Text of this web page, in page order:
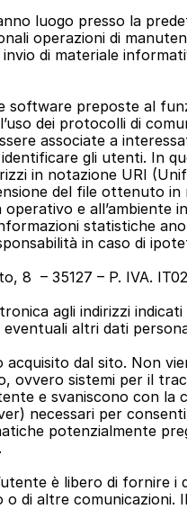
luogo presso la
operazioni di
di materiale
software preposte al
dei protocolli di
associate a
gli utenti. In
in notazione URI
del file ottenuto
e all’ambiente
statistiche
in caso di
8  – 35127 – P. IVA.
agli indirizzi
altri dati
dal sito. Non
sistemi per il
e svaniscono con
necessari per
potenzialmente
è libero di fornire
di altre